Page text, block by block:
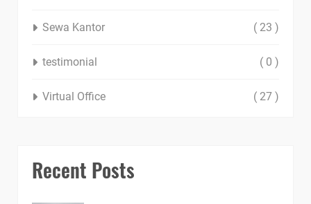
Sewa Kantor ( 23 )
testimonial ( 0 )
Virtual Office ( 27 )
Recent Posts